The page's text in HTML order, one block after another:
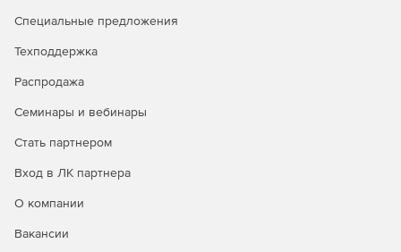
Проверка связи по протоколу ICMP: доступность —
устройства, поэтому инструмент для проверки связи
позволяет определить, доступно ли устройство, а
маршрута позволяет узнать, является ли причиной
недоступности устройства ошибка в пути к нему, а
прервана. Трассировка маршрута от OpManager до
прыжков до отслеживаемого устройства, а также
Специальные предложения
Техподдержка
Распродажа
Семинары и вебинары
Стать партнером
Вход в ЛК партнера
О компании
Вакансии